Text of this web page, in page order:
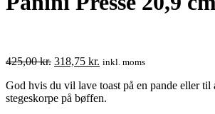
425,00kr. Den
pris
var:
318,75 kr. Den
pris
er:
inkl. moms
God hvis du vil lave toast på en pande eller til
stegeskorpe på bøffen.